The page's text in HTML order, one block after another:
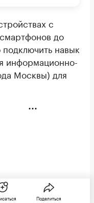
с
до
навык
информационно-
Москвы) для
Поделиться